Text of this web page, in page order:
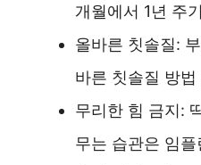
개월에서 1년 주
올바른 칫솔질:
바른 칫솔질 방
무리한 힘 금지:
무는 습관은 임